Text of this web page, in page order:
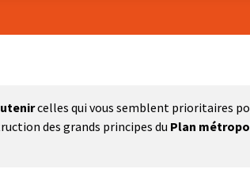
celles qui vous semblent prioritaires
des grands principes du Plan